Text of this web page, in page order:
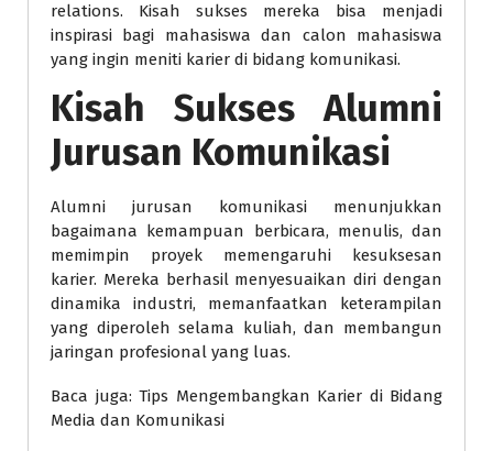
relations. Kisah sukses mereka bisa menjadi
inspirasi bagi mahasiswa dan calon mahasiswa
yang ingin meniti karier di bidang komunikasi.
Kisah Sukses Alumni
Jurusan Komunikasi
Alumni jurusan komunikasi menunjukkan
bagaimana kemampuan berbicara, menulis, dan
memimpin proyek memengaruhi kesuksesan
karier. Mereka berhasil menyesuaikan diri dengan
dinamika industri, memanfaatkan keterampilan
yang diperoleh selama kuliah, dan membangun
jaringan profesional yang luas.
Baca juga: Tips Mengembangkan Karier di Bidang
Media dan Komunikasi